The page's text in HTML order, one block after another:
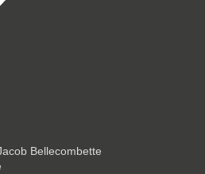
Bellecombette